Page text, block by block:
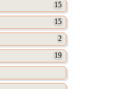
15
15
2
19